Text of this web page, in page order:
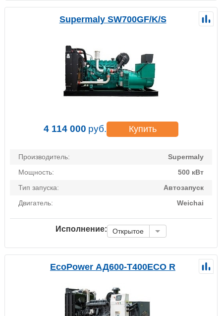
Supermaly SW700GF/K/S
4 114 000 руб. Купить
Производитель:
Supermaly
Мощность:
500 кВт
Тип запуска:
Автозапуск
Двигатель:
Weichai
Исполнение: Открытое
EcoPower АД600-T400ECO R